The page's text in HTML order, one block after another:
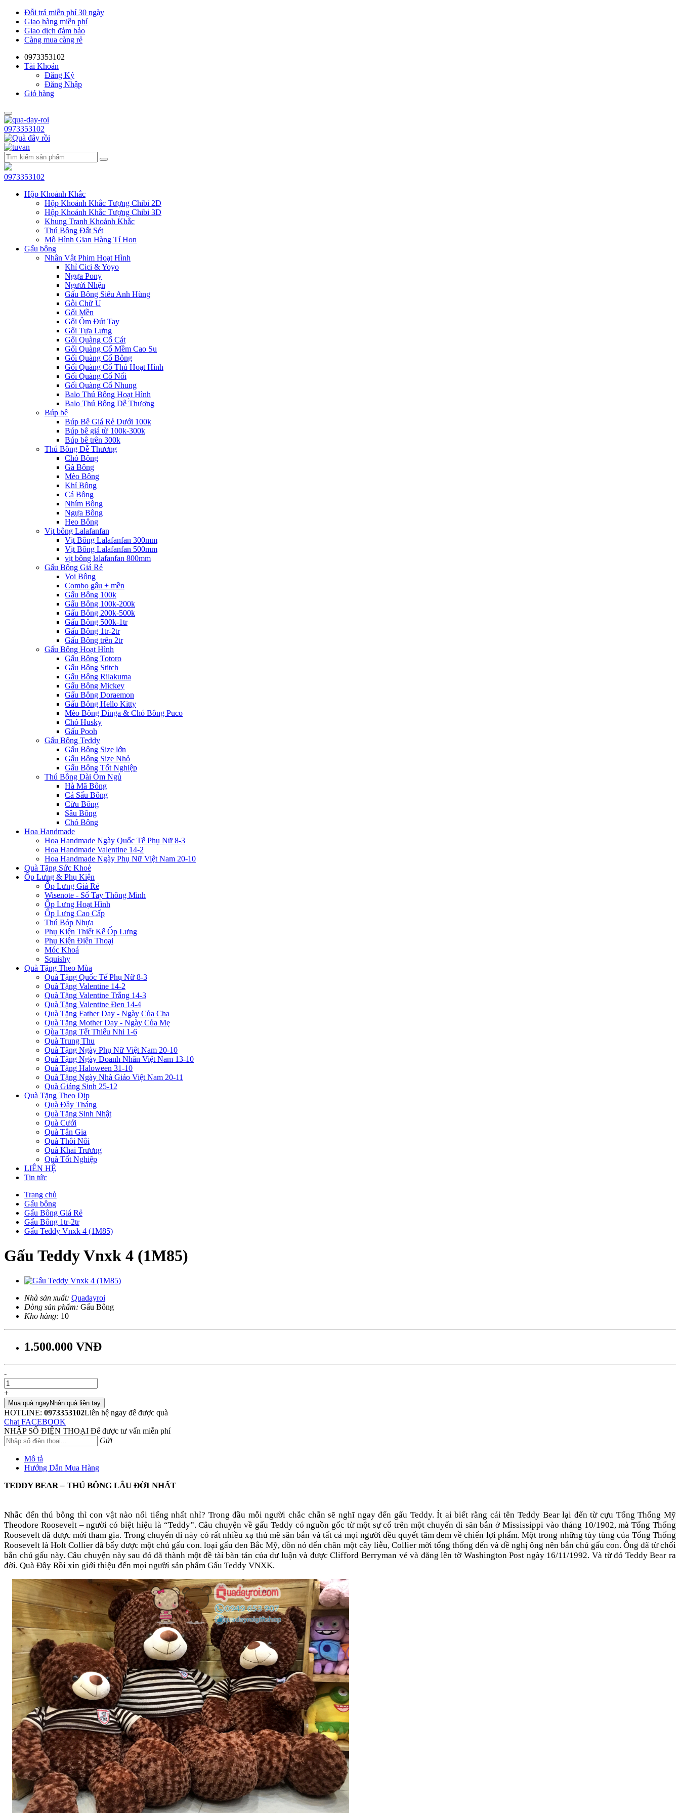
Đỗi trả miễn phí 30 ngày
Giao hàng miễn phí
Giao dịch đảm bảo
Càng mua càng rẻ
0973353102
Tài Khoản
Đăng Ký
Đăng Nhập
Giỏ hàng
0973353102
0973353102
Hộp Khoảnh Khắc
Hộp Khoảnh Khắc Tượng Chibi 2D
Hộp Khoảnh Khắc Tượng Chibi 3D
Khung Tranh Khoảnh Khắc
Thú Bông Đất Sét
Mô Hình Gian Hàng Tí Hon
Gấu bông
Nhân Vật Phim Hoạt Hình
Khỉ Cici & Yoyo
Ngựa Pony
Người Nhện
Gấu Bông Siêu Anh Hùng
Gỗi Chữ U
Gối Mền
Gối Ôm Đút Tay
Gối Tựa Lưng
Gối Quàng Cổ Cát
Gối Quàng Cổ Mềm Cao Su
Gối Quàng Cổ Bông
Gối Quàng Cổ Thú Hoạt Hình
Gối Quàng Cổ Nổi
Gối Quàng Cổ Nhung
Balo Thú Bông Hoạt Hình
Balo Thú Bông Dễ Thương
Búp bê
Búp Bê Giá Rẻ Dưới 100k
Búp bê giá từ 100k-300k
Búp bê trên 300k
Thú Bông Dễ Thương
Chó Bông
Gà Bông
Mèo Bông
Khỉ Bông
Cá Bông
Nhím Bông
Ngựa Bông
Heo Bông
Vịt bông Lalafanfan
Vịt Bông Lalafanfan 300mm
Vịt Bông Lalafanfan 500mm
vịt bông lalafanfan 800mm
Gấu Bông Giá Rẻ
Voi Bông
Combo gấu + mền
Gấu Bông 100k
Gấu Bông 100k-200k
Gấu Bông 200k-500k
Gấu Bông 500k-1tr
Gấu Bông 1tr-2tr
Gấu Bông trên 2tr
Gấu Bông Hoạt Hình
Gấu Bông Totoro
Gấu Bông Stitch
Gấu Bông Rilakuma
Gấu Bông Mickey
Gấu Bông Doraemon
Gấu Bông Hello Kitty
Mèo Bông Dinga & Chó Bông Puco
Chó Husky
Gấu Pooh
Gấu Bông Teddy
Gấu Bông Size lớn
Gấu Bông Size Nhỏ
Gấu Bông Tốt Nghiệp
Thú Bông Dài Ôm Ngủ
Hà Mã Bông
Cá Sấu Bông
Cừu Bông
Sâu Bông
Chó Bông
Hoa Handmade
Hoa Handmade Ngày Quốc Tế Phụ Nữ 8-3
Hoa Handmade Valentine 14-2
Hoa Handmade Ngày Phụ Nữ Việt Nam 20-10
Quà Tặng Sức Khoẻ
Ốp Lưng & Phụ Kiện
Ốp Lưng Giá Rẻ
Wisenote - Sổ Tay Thông Minh
Ốp Lưng Hoạt Hình
Ốp Lưng Cao Cấp
Thú Bóp Nhựa
Phụ Kiện Thiết Kế Ốp Lưng
Phụ Kiện Điện Thoại
Móc Khoá
Squishy
Quà Tặng Theo Mùa
Quà Tặng Quốc Tế Phụ Nữ 8-3
Quà Tặng Valentine 14-2
Quà Tặng Valentine Trắng 14-3
Quà Tặng Valentine Đen 14-4
Quà Tặng Father Day - Ngày Của Cha
Quà Tặng Mother Day - Ngày Của Mẹ
Qùa Tặng Tết Thiếu Nhi 1-6
Quà Trung Thu
Quà Tặng Ngày Phụ Nữ Việt Nam 20-10
Quà Tặng Ngày Doanh Nhân Việt Nam 13-10
Quà Tặng Haloween 31-10
Quà Tặng Ngày Nhà Giáo Việt Nam 20-11
Quà Giáng Sinh 25-12
Quà Tặng Theo Dịp
Quà Đầy Tháng
Quà Tặng Sinh Nhật
Quà Cưới
Quà Tân Gia
Quà Thôi Nôi
Quà Khai Trương
Quà Tốt Nghiệp
LIÊN HỆ
Tin tức
Trang chủ
Gấu bông
Gấu Bông Giá Rẻ
Gấu Bông 1tr-2tr
Gấu Teddy Vnxk 4 (1M85)
Gấu Teddy Vnxk 4 (1M85)
Nhà sản xuất: Quadayroi
Dòng sản phẩm: Gấu Bông
Kho hàng: 10
1.500.000 VNĐ
-
+
Mua quà ngayNhận quà liền tay
HOTLINE: 0973353102Liên hệ ngay để được quà
Chat FACEBOOK
NHẬP SỐ ĐIỆN THOẠI Để được tư vấn miễn phí
Gửi
Mô tả
Hướng Dẫn Mua Hàng
TEDDY BEAR – THÚ BÔNG LÂU ĐỜI NHẤT
Nhắc đến thú bông thì con vật nào nổi tiếng nhất nhỉ? Trong đầu mỗi người chắc chắn sẽ nghĩ ngay đến gấu Teddy.Ít ai biết rằng cái tên Teddy Bear lại đến từ cựu Tổng Thống Mỹ
Theodore Roosevelt – người có biệt hiệu là “Teddy”. Câu chuyện về gấu Teddy có nguồn gốc từ một sự cố trên một chuyến đi săn bắn ở Mississippi vào tháng 10/1902, mà Tổng Thống
Roosevelt đã được mời tham gia. Trong chuyến đi này có rất nhiều xạ thủ mê săn bắn và tất cả mọi người đều quyết tâm đem về chiến lợi phẩm. Một trong những tùy tùng của Tổng Thống
Roosevelt là Holt Collier đã bẩy được một chú gấu con. loại gấu đen Bắc Mỹ, dồn nó đến chân một cây liễu, Collier mời tổng thống đến và đề nghị ông nên bắn chú gấu con. Ông đã từ chối
bắn chú gấu này. Câu chuyện này sau đó đã thành một đề tài bàn tán của dư luận và được Clifford Berryman vẻ và đăng lên tờ Washington Post ngày 16/11/1992. Và từ đó Teddy Bear ra
đời. Quà Đây Rồi xin giới thiệu đến mọi người sản phẩm Gấu Teddy VNXK.